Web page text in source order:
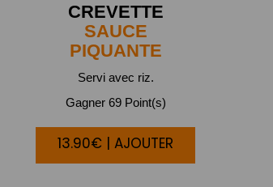
CREVETTE
SAUCE
PIQUANTE
Servi avec riz.
Gagner 69 Point(s)
13.90€ | AJOUTER